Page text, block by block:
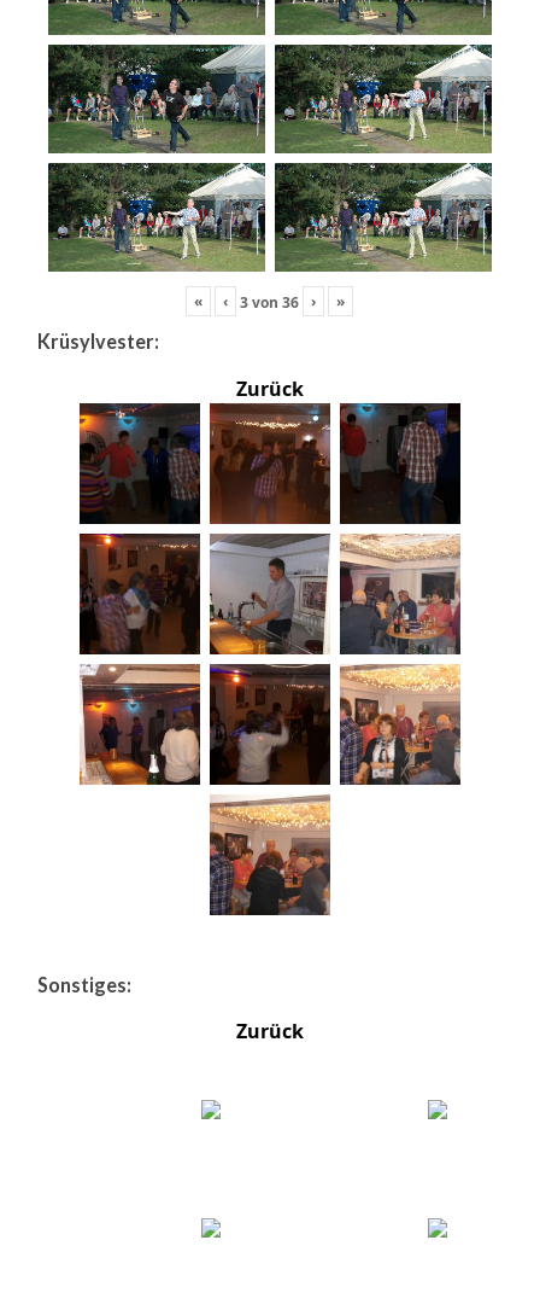
« ‹ 3von36 › »
Krüsylvester:
Zurück
Sonstiges:
Zurück